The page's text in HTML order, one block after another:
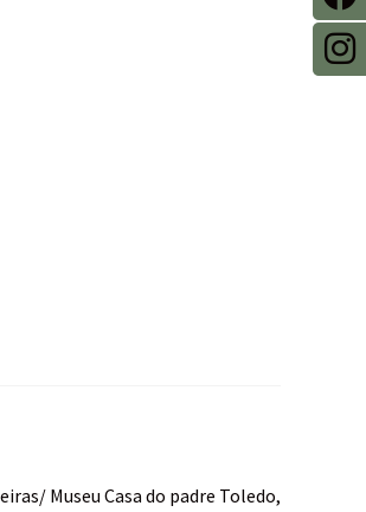
Museu Casa do padre Toledo,